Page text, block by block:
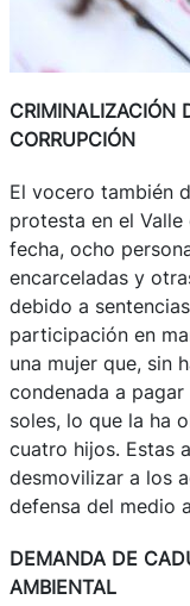
CRIMINALIZACIÓN
CORRUPCIÓN
El vocero también
protesta en el Valle
fecha, ocho
encarceladas y
debido a
participación en
una mujer que, sin
condenada a
soles, lo que la ha
cuatro hijos. Estas
desmovilizar a los
defensa del medio
DEMANDA DE
AMBIENTAL